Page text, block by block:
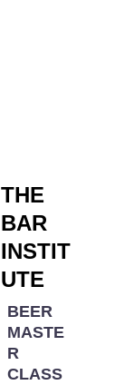
BEER
MASTE
R
CLASS
THE
BAR
INSTIT
UTE